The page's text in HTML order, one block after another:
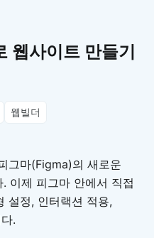
사이트 만들기
웹빌더
그마(Figma)의 새로운
이제 피그마 안에서 직접
설정, 인터랙션 적용,
.